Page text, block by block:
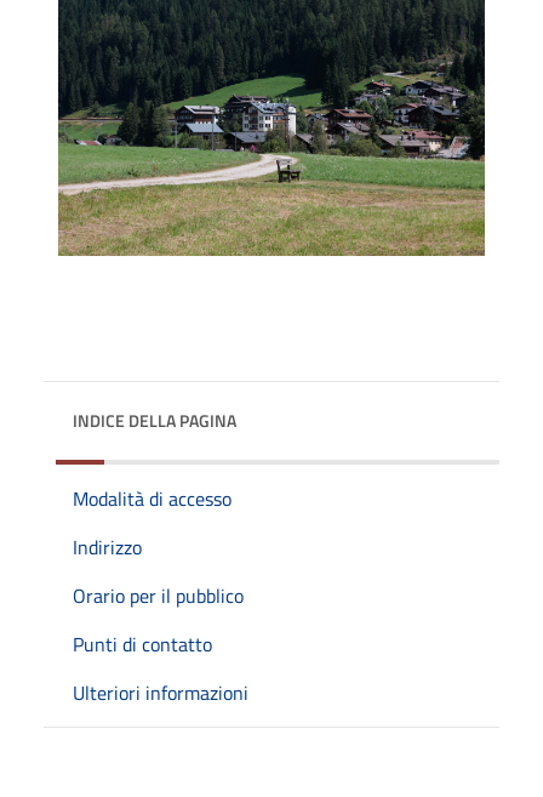
INDICE DELLA PAGINA
Modalità di accesso
Indirizzo
Orario per il pubblico
Punti di contatto
Ulteriori informazioni